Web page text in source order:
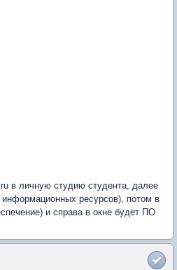
в личную студию студента, далее
информационных ресурсов), потом в
и справа в окне будет ПО